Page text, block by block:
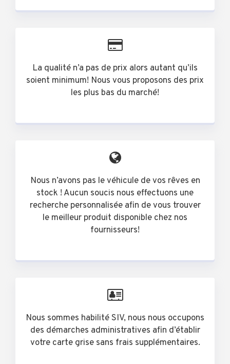
La qualité n’a pas de prix alors autant qu’ils
soient minimum! Nous vous proposons des prix
les plus bas du marché!
Nous n’avons pas le véhicule de vos rêves en
stock ! Aucun soucis nous effectuons une
recherche personnalisée afin de vous trouver
le meilleur produit disponible chez nos
fournisseurs!
Nous sommes habilité SIV, nous nous occupons
des démarches administratives afin d’établir
votre carte grise sans frais supplémentaires.